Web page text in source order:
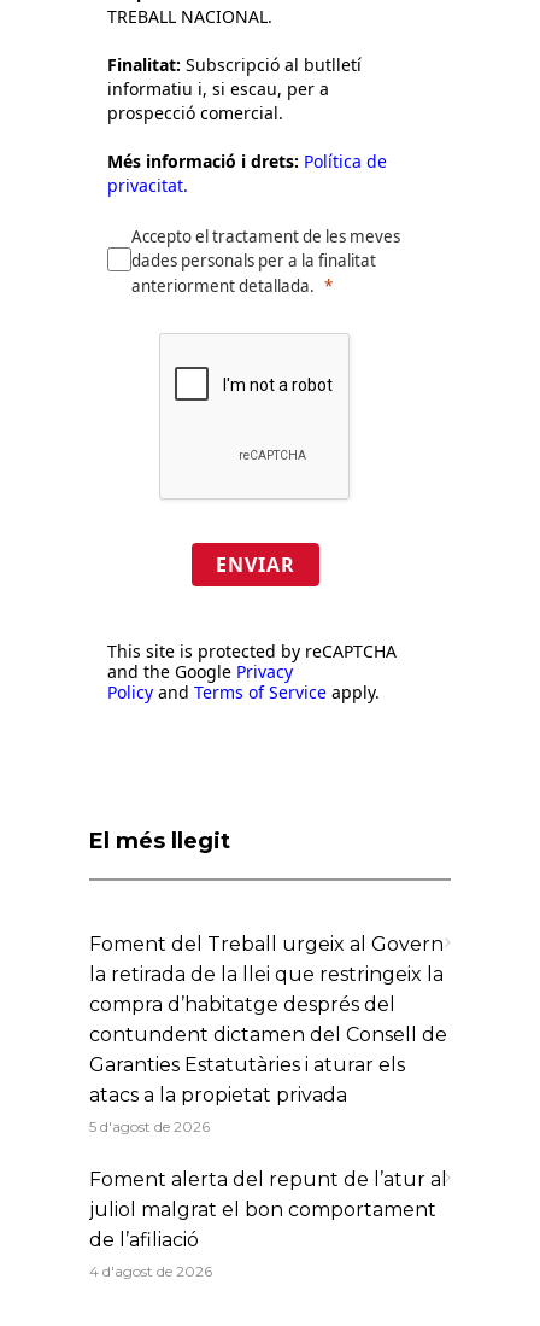
TREBALL NACIONAL.
Finalitat:
Subscripció al butlletí
informatiu i, si escau, per a
prospecció comercial.
Més informació i drets:
Política de
privacitat.
Accepto el tractament de les meves
dades personals per a la finalitat
anteriorment detallada.
ENVIAR
This site is protected by reCAPTCHA
and the GooglePrivacy
PolicyandTerms of Service apply.
El més llegit
Foment del Treball urgeix al Govern
la retirada de la llei que restringeix la
compra d’habitatge després del
contundent dictamen del Consell de
Garanties Estatutàries i aturar els
atacs a la propietat privada
Foment alerta del repunt de l’atur al
juliol malgrat el bon comportament
de l’afiliació